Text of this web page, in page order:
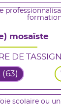
mosaïste
DE
scolaire ou